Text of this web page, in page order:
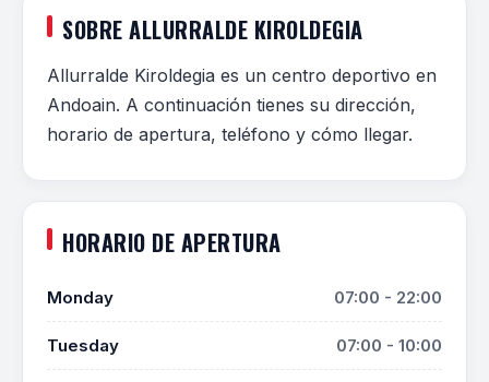
SOBRE ALLURRALDE KIROLDEGIA
Allurralde Kiroldegia es un centro deportivo en
Andoain. A continuación tienes su dirección,
horario de apertura, teléfono y cómo llegar.
HORARIO DE APERTURA
Monday 07:00 - 22:00
Tuesday 07:00 - 10:00